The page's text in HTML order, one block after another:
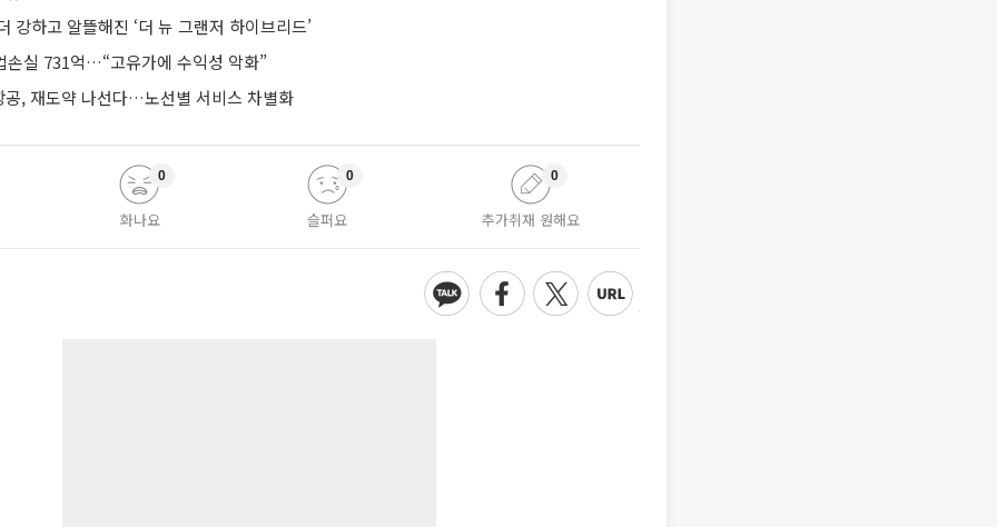
강하고 알뜰해진 ‘더 뉴 그랜저 하이브리드’
손실 731억…“고유가에 수익성 악화”
공, 재도약 나선다…노선별 서비스 차별화
화나요
0
슬퍼요
0
추가취재 원해요
0